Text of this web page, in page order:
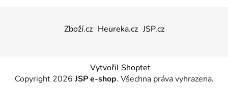
Zboží.cz Heureka.cz JSP.cz
Vytvořil Shoptet
Copyright 2026 JSP e-shop. Všechna práva vyhrazena.